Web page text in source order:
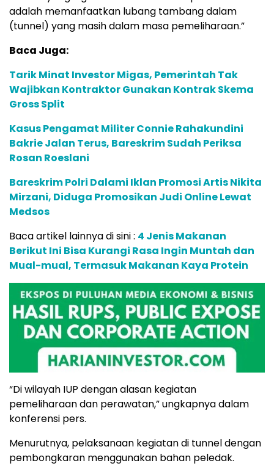
adalah memanfaatkan lubang tambang dalam
(tunnel) yang masih dalam masa pemeliharaan.”
Baca Juga:
Tarik Minat Investor Migas, Pemerintah Tak
Wajibkan Kontraktor Gunakan Kontrak Skema
Gross Split
Kasus Pengamat Militer Connie Rahakundini
Bakrie Jalan Terus, Bareskrim Sudah Periksa
Rosan Roeslani
Bareskrim Polri Dalami Iklan Promosi Artis Nikita
Mirzani, Diduga Promosikan Judi Online Lewat
Medsos
Baca artikel lainnya di sini : 4 Jenis Makanan
Berikut Ini Bisa Kurangi Rasa Ingin Muntah dan
Mual-mual, Termasuk Makanan Kaya Protein
“Di wilayah IUP dengan alasan kegiatan
pemeliharaan dan perawatan,” ungkapnya dalam
konferensi pers.
Menurutnya, pelaksanaan kegiatan di tunnel dengan
pembongkaran menggunakan bahan peledak.